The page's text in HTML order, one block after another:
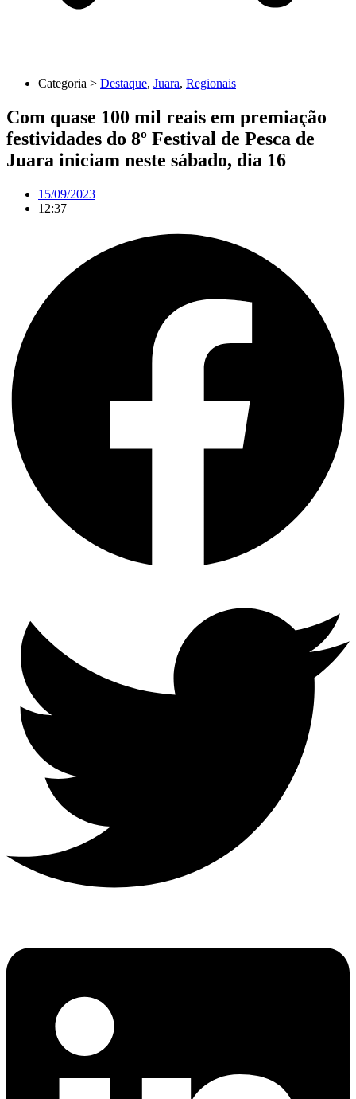
Categoria > Destaque, Juara, Regionais
Com quase 100 mil reais em premiação
festividades do 8º Festival de Pesca de
Juara iniciam neste sábado, dia 16
15/09/2023
12:37